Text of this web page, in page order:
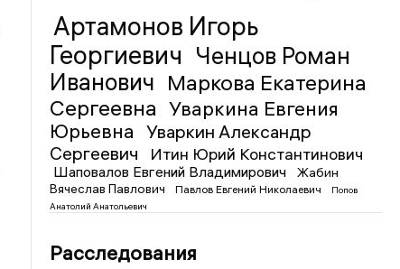
Артамонов Игорь
Георгиевич Ченцов Роман
Иванович Маркова Екатерина
Сергеевна Уваркина Евгения
Юрьевна
Уваркин Александр
Сергеевич
Итин Юрий Константинович
Шаповалов Евгений Владимирович
Жабин
Вячеслав Павлович
Павлов Евгений Николаевич
Попов
Анатолий Анатольевич
Расследования